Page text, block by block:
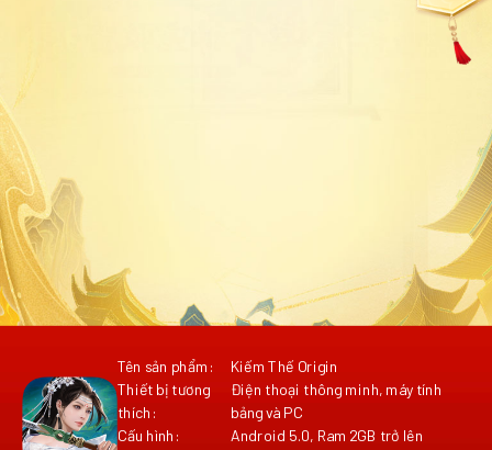
Tên sản phẩm:
Thiết bị tương
thích:
Cấu hình:
Kiếm Thế Origin
Điện thoại thông minh, máy tính
bảng và PC
Android 5.0, Ram 2GB trở lên